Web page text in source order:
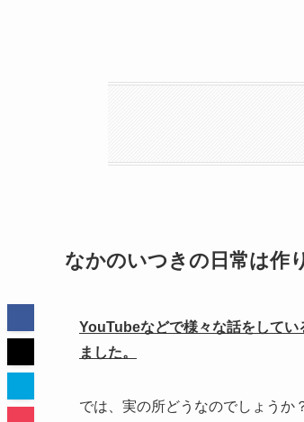
なかのいつきの日常は作
YouTubeなどで様々な話をして
ました。
では、実の所どうなのでしょうか